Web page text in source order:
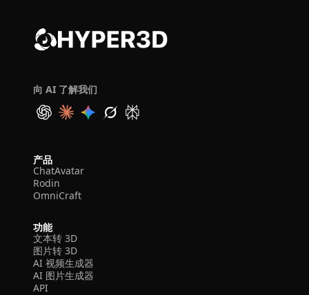
向 AI 了解我们
产品
ChatAvatar
Rodin
OmniCraft
功能
文本转 3D
图片转 3D
AI 视频生成器
AI 图片生成器
API